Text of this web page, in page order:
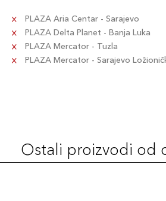
PLAZA Aria Centar - Sarajevo
PLAZA Delta Planet - Banja Luka
PLAZA Mercator - Tuzla
PLAZA Mercator - Sarajevo
Ostali proizvodi od